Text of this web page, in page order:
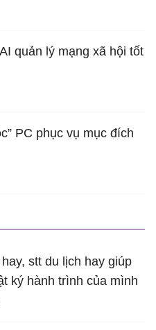
WiFi
quản lý mạng xã hội tốt
PC phục vụ mục đích
stt du lịch hay giúp
ký hành trình của mình